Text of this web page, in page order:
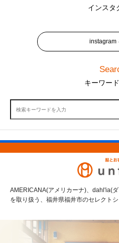
インスタ
instagram
キーワー
AMERICANA(アメリカーナ)、dahl'ia(
を取り扱う、福井県福井市のセレクト